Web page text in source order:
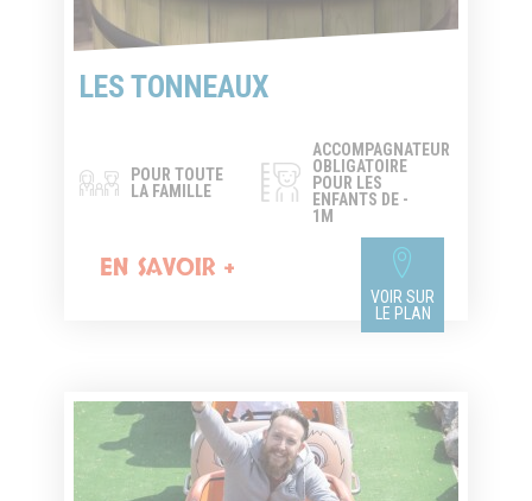
LES TONNEAUX
POUR TOUTE
LA FAMILLE
ACCOMPAGNATEUR
OBLIGATOIRE
POUR LES
ENFANTS DE -
1M
EN SAVOIR +
VOIR SUR
LE PLAN